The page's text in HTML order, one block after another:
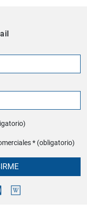
* (obligatorio)